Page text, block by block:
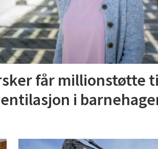
får millionstøtte
i